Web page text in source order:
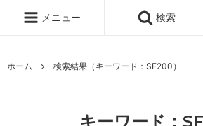
メニュー 検索
ホーム 検索結果（キーワード：SF200）
キーワード：